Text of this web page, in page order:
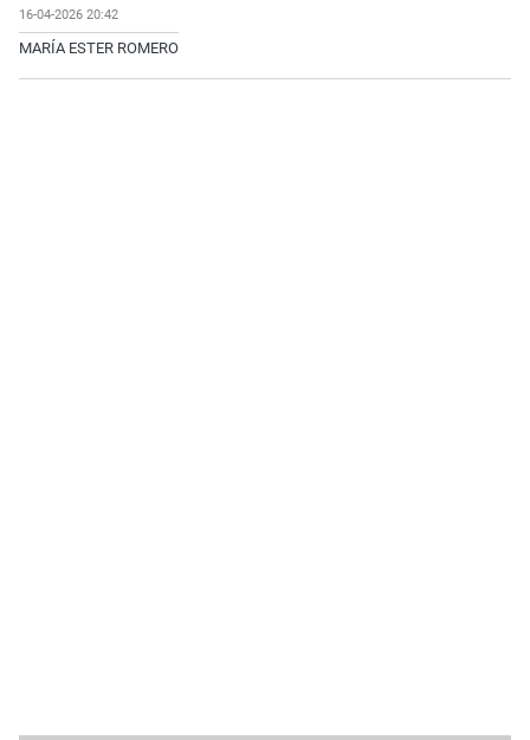
16-04-2026 20:42
MARÍA ESTER ROMERO